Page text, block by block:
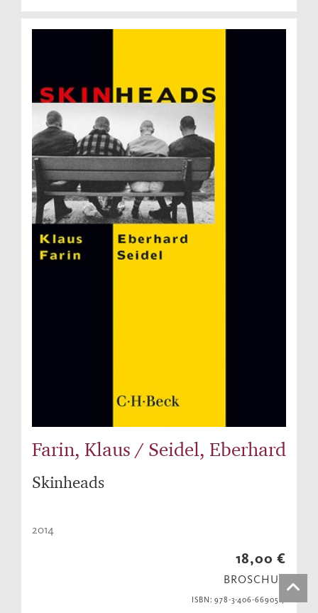
Farin, Klaus / Seidel, Eberhard
Skinheads
2014
18,00 €
BROSCHUR
ISBN: 978-3-406-66905-7